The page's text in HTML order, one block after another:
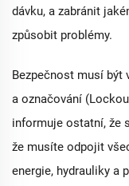
dávku, a zabránit
způsobit problémy.
Bezpečnost musí být
a označování
informuje ostatní, že
že musíte odpojit
energie, hydrauliky a